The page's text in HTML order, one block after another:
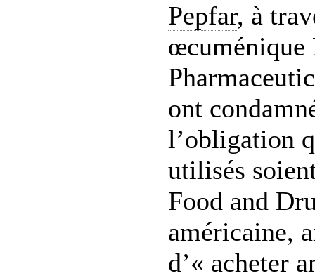
Pepfar, à
œcuménique
ont
l’obligation
utilisés
Food and
américaine,
d’« acheter